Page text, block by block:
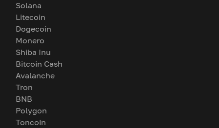
Solana
Litecoin
Dogecoin
Monero
Shiba Inu
Bitcoin Cash
Avalanche
Tron
BNB
Polygon
Toncoin